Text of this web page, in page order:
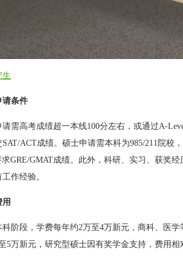
生
请条件
需高考成绩超一本线100分左右，或通过A-
ACT成绩。硕士申请需本科为985/211院校
GRE/GMAT成绩。此外，科研、实习、获奖
作经验。
阶段，学费每年约2万至4万新元，商科、医学
5万新元，研究型硕士因有奖学金支持，费用